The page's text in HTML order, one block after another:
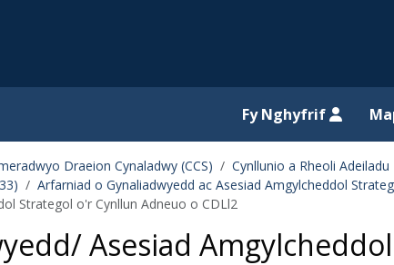
website
Fy Nghyfrif
Draeion Cynaladwy (CCS) Cynllunio a Rheoli Adeiladu
Arfarniad o Gynaliadwyedd ac Asesiad Amgylcheddol
Strategol o'r Cynllun Adneuo o CDLl2
Asesiad